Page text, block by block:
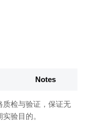
Notes
质检与验证，保证无
验目的。